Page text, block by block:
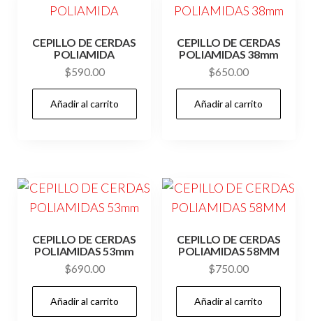
CEPILLO DE CERDAS
POLIAMIDA
$590.00
Añadir al carrito
CEPILLO DE CERDAS
POLIAMIDAS 38mm
$650.00
Añadir al carrito
CEPILLO DE CERDAS
POLIAMIDAS 53mm
$690.00
Añadir al carrito
CEPILLO DE CERDAS
POLIAMIDAS 58MM
$750.00
Añadir al carrito